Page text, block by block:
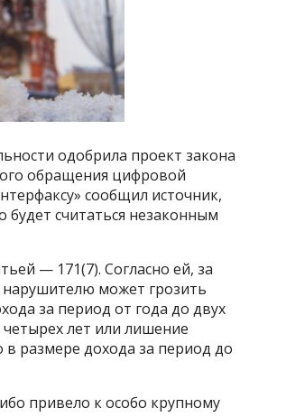
одобрила проект закона
обращения цифровой
сообщил источник,
считаться незаконным
— 171(7). Согласно ей, за
может грозить
за период от года до двух
лет или лишение
размере дохода за период до
привело к особо крупному